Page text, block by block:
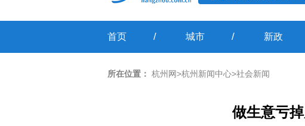
首页 / 城市 / 新政
所在位置： 杭州网>杭州新闻中心>社会新闻
做生意亏